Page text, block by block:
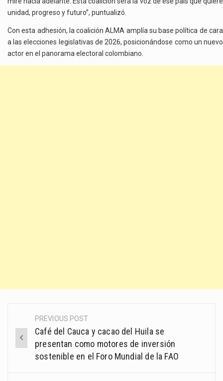
unidad, progreso y futuro”, puntualizó.
Con esta adhesión, la coalición ALMA amplía su base política de cara
a las elecciones legislativas de 2026, posicionándose como un nuevo
actor en el panorama electoral colombiano.
Post
navigation
PREVIOUS POST
Café del Cauca y cacao del Huila se
presentan como motores de inversión
sostenible en el Foro Mundial de la FAO